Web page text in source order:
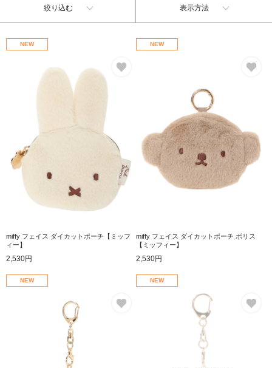
絞り込む 表示方法
NEW
miffy フェイス ダイカットポーチ【ミッフ
ィー】
2,530円
NEW
miffy フェイス ダイカットポーチ ボリス
【ミッフィー】
2,530円
NEW NEW